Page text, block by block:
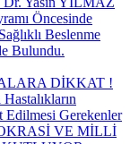
Öncesinde
Beslenme
Bulundu.
DİKKAT !
Hastalıkların
Edilmesi Gerekenler
VE MİLLİ